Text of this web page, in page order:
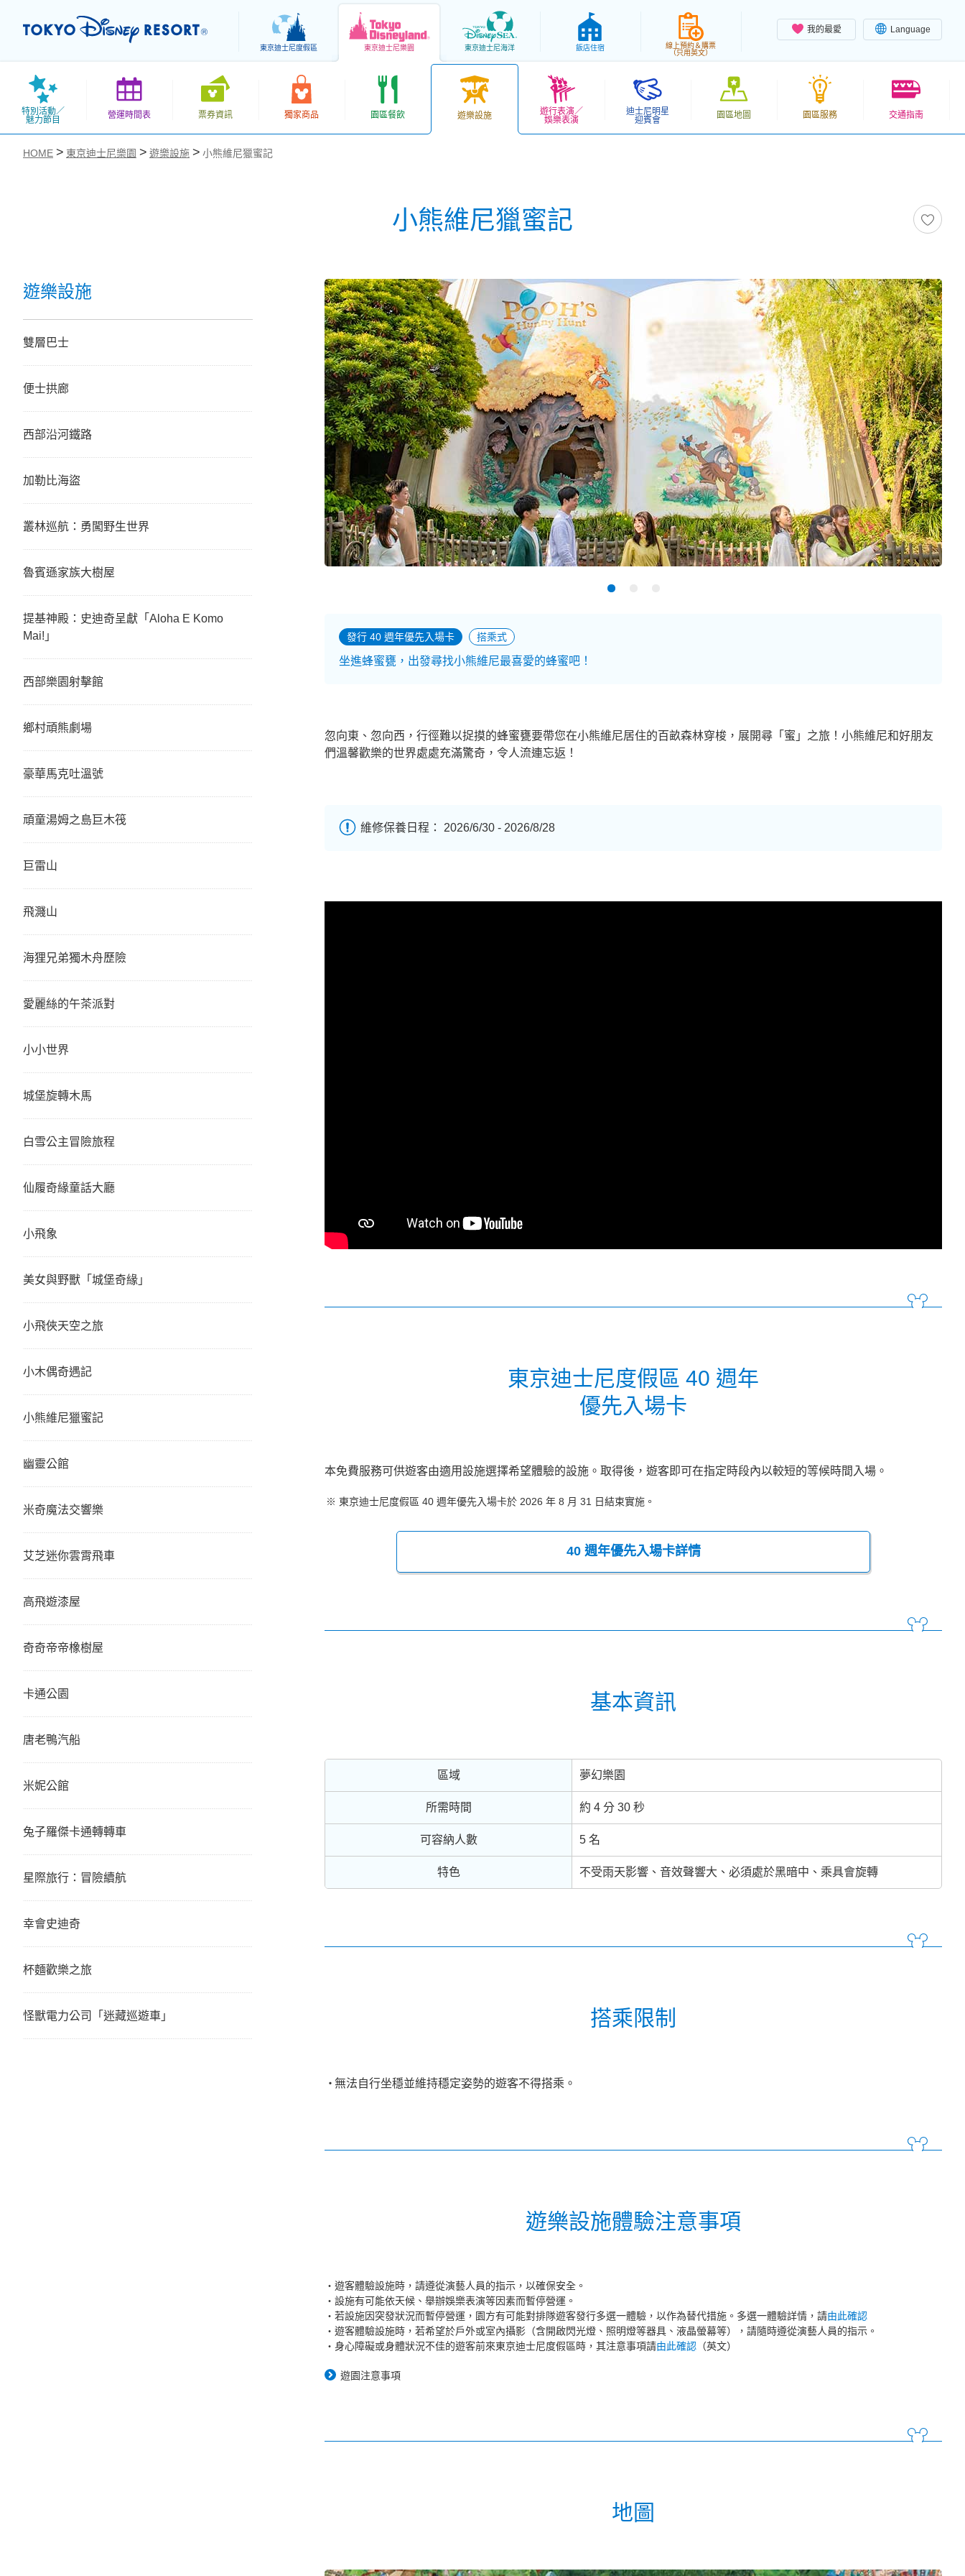
我的最愛 Language
東京迪士尼度假區 東京迪士尼樂園 東京迪士尼海洋 飯店住宿
線上預約＆購票
（只用英文）
特別活動／
魅力節目
營運時間表 票券資訊 獨家商品 園區餐飲 遊樂設施
遊行表演／
娛樂表演
迪士尼明星
迎賓會
園區地圖 園區服務 交通指南
HOME 東京迪士尼樂園 遊樂設施 小熊維尼獵蜜記
小熊維尼獵蜜記
發行 40 週年優先入場卡 搭乘式
坐進蜂蜜甕，出發尋找小熊維尼最喜愛的蜂蜜吧！
忽向東、忽向西，行徑難以捉摸的蜂蜜甕要帶您在小熊維尼居住的百畝森林穿梭，展開尋「蜜」之旅！小熊維尼和好朋友
們溫馨歡樂的世界處處充滿驚奇，令人流連忘返！
維修保養日程： 2026/6/30 - 2026/8/28
東京迪士尼度假區 40 週年
優先入場卡
本免費服務可供遊客由適用設施選擇希望體驗的設施。取得後，遊客即可在指定時段內以較短的等候時間入場。
東京迪士尼度假區 40 週年優先入場卡於 2026 年 8 月 31 日結束實施。
40 週年優先入場卡詳情
基本資訊
區域 夢幻樂園
所需時間 約 4 分 30 秒
可容納人數 5 名
特色 不受雨天影響、音效聲響大、必須處於黑暗中、乘具會旋轉
搭乘限制
無法自行坐穩並維持穩定姿勢的遊客不得搭乘。
遊樂設施體驗注意事項
遊客體驗設施時，請遵從演藝人員的指示，以確保安全。
設施有可能依天候、舉辦娛樂表演等因素而暫停營運。
若設施因突發狀況而暫停營運，園方有可能對排隊遊客發行多選一體驗，以作為替代措施。多選一體驗詳情，請由此確認
遊客體驗設施時，若希望於戶外或室內攝影（含開啟閃光燈、照明燈等器具、液晶螢幕等），請隨時遵從演藝人員的指示。
身心障礙或身體狀況不佳的遊客前來東京迪士尼度假區時，其注意事項請由此確認 （英文）
遊園注意事項
地圖
遊樂設施
雙層巴士
便士拱廊
西部沿河鐵路
加勒比海盜
叢林巡航：勇闖野生世界
魯賓遜家族大樹屋
提基神殿：史迪奇呈獻「Aloha E Komo
Mai!」
西部樂園射擊館
鄉村頑熊劇場
豪華馬克吐溫號
頑童湯姆之島巨木筏
巨雷山
飛濺山
海狸兄弟獨木舟歷險
愛麗絲的午茶派對
小小世界
城堡旋轉木馬
白雪公主冒險旅程
仙履奇緣童話大廳
小飛象
美女與野獸「城堡奇緣」
小飛俠天空之旅
小木偶奇遇記
小熊維尼獵蜜記
幽靈公館
米奇魔法交響樂
艾芝迷你雲霄飛車
高飛遊漆屋
奇奇帝帝橡樹屋
卡通公園
唐老鴨汽船
米妮公館
兔子羅傑卡通轉轉車
星際旅行：冒險續航
幸會史迪奇
杯麵歡樂之旅
怪獸電力公司「迷藏巡遊車」